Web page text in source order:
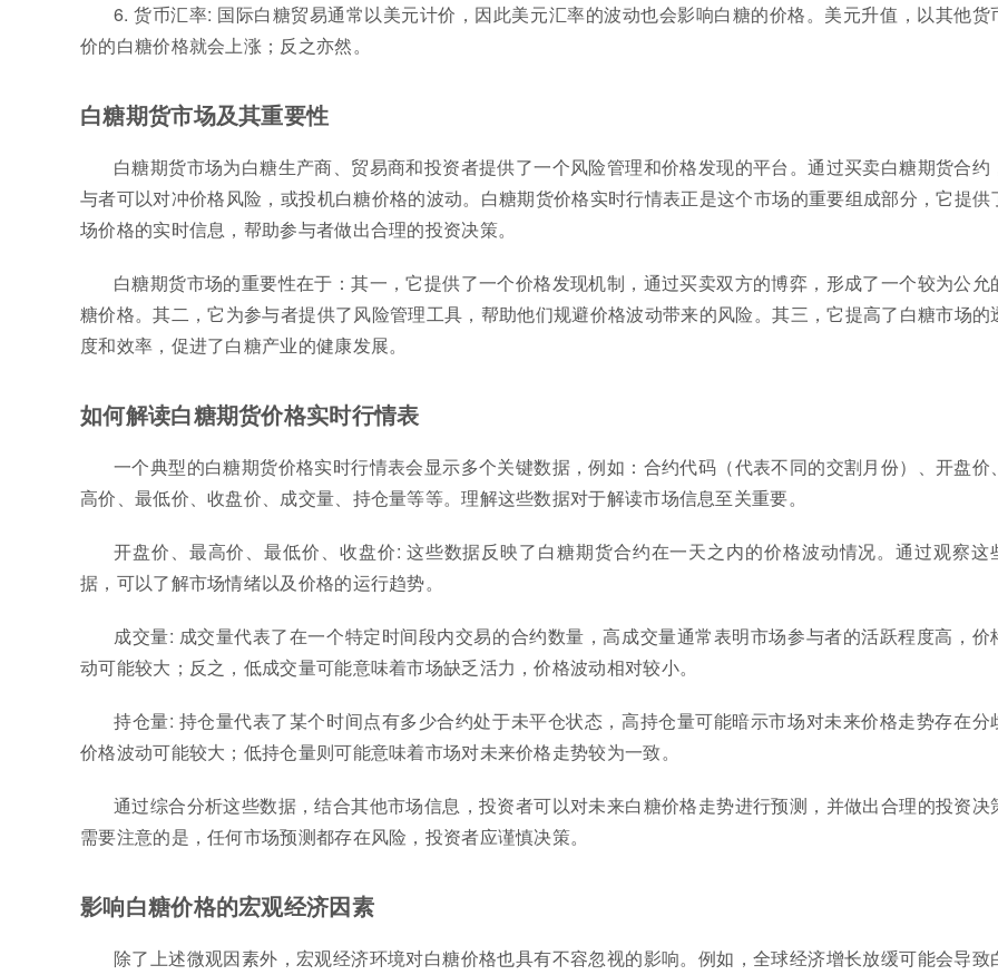
6. 货币汇率: 国际白糖贸易通常以美元计价，因此美元汇率的波动也会影响白糖的价格。美元升值，以其他货
价的白糖价格就会上涨；反之亦然。
白糖期货市场及其重要性
白糖期货市场为白糖生产商、贸易商和投资者提供了一个风险管理和价格发现的平台。通过买卖白糖期货合约
与者可以对冲价格风险，或投机白糖价格的波动。白糖期货价格实时行情表正是这个市场的重要组成部分，它提供
场价格的实时信息，帮助参与者做出合理的投资决策。
白糖期货市场的重要性在于：其一，它提供了一个价格发现机制，通过买卖双方的博弈，形成了一个较为公允
糖价格。其二，它为参与者提供了风险管理工具，帮助他们规避价格波动带来的风险。其三，它提高了白糖市场的
度和效率，促进了白糖产业的健康发展。
如何解读白糖期货价格实时行情表
一个典型的白糖期货价格实时行情表会显示多个关键数据，例如：合约代码（代表不同的交割月份）、开盘价
高价、最低价、收盘价、成交量、持仓量等等。理解这些数据对于解读市场信息至关重要。
开盘价、最高价、最低价、收盘价: 这些数据反映了白糖期货合约在一天之内的价格波动情况。通过观察这
据，可以了解市场情绪以及价格的运行趋势。
成交量: 成交量代表了在一个特定时间段内交易的合约数量，高成交量通常表明市场参与者的活跃程度高，价
动可能较大；反之，低成交量可能意味着市场缺乏活力，价格波动相对较小。
持仓量: 持仓量代表了某个时间点有多少合约处于未平仓状态，高持仓量可能暗示市场对未来价格走势存在分
价格波动可能较大；低持仓量则可能意味着市场对未来价格走势较为一致。
通过综合分析这些数据，结合其他市场信息，投资者可以对未来白糖价格走势进行预测，并做出合理的投资决
需要注意的是，任何市场预测都存在风险，投资者应谨慎决策。
影响白糖价格的宏观经济因素
除了上述微观因素外，宏观经济环境对白糖价格也具有不容忽视的影响。例如，全球经济增长放缓可能会导致